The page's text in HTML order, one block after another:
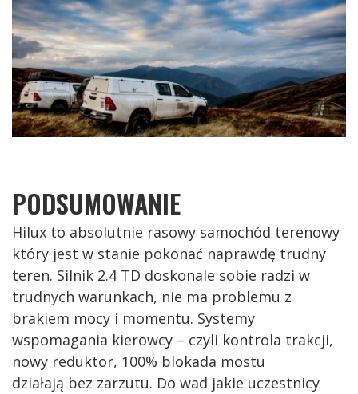
PODSUMOWANIE
Hilux to absolutnie rasowy samochód terenowy
który jest w stanie pokonać naprawdę trudny
teren. Silnik 2.4 TD doskonale sobie radzi w
trudnych warunkach, nie ma problemu z
brakiem mocy i momentu. Systemy
wspomagania kierowcy – czyli kontrola trakcji,
nowy reduktor, 100% blokada mostu
działają bez zarzutu. Do wad jakie uczestnicy